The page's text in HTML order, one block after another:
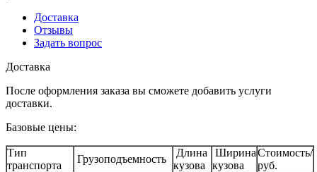
Доставка
Отзывы
Задать вопрос
Доставка
После оформления заказа вы сможете добавить услуги
доставки.
Базовые цены:
Тип
транспорта
Грузоподъемность
Длина
кузова
Ширина
кузова
Стоимость/
руб.